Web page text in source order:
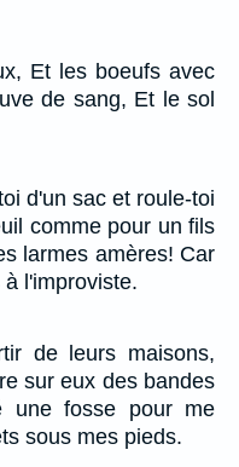
Et les boeufs avec
de sang, Et le sol
d'un sac et roule-toi
comme pour un fils
larmes amères! Car
l'improviste.
de leurs maisons,
sur eux des bandes
une fosse pour me
sous mes pieds.